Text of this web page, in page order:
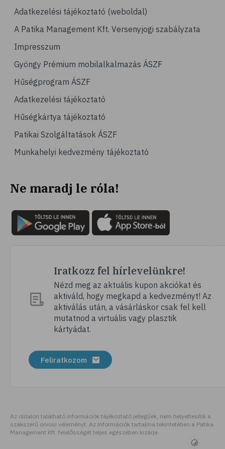
Adatkezelési tájékoztató (weboldal)
A Patika Management Kft. Versenyjogi szabályzata
Impresszum
Gyöngy Prémium mobilalkalmazás ÁSZF
Hűségprogram ÁSZF
Adatkezelési tájékoztató
Hűségkártya tájékoztató
Patikai Szolgáltatások ÁSZF
Munkahelyi kedvezmény tájékoztató
Ne maradj le róla!
Iratkozz fel hírlevelünkre!
Nézd meg az aktuális kupon akciókat és
aktiváld, hogy megkapd a kedvezményt! Az
aktiválás után, a vásárláskor csak fel kell
mutatnod a virtuális vagy plasztik
kártyádat.
Feliratkozom
Az oldalon található információk tájékoztató jellegűek, nem helyettesítik a
szakszerű orvosi véleményt. Az információk tartalma tekintetében a Patika
Management Kft. felelősségét teljes egészében kizárja